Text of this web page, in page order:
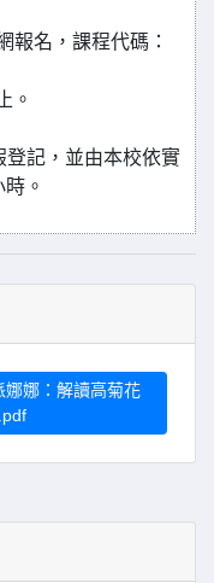
報名，課程代碼：
。
登記，並由本校依實
。
娜娜：解讀高菊花